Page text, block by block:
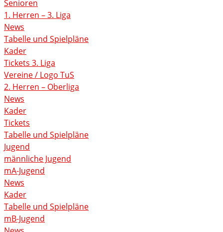
Senioren
1. Herren – 3. Liga
News
Tabelle und Spielpläne
Kader
Tickets 3. Liga
Vereine / Logo TuS
2. Herren – Oberliga
News
Kader
Tickets
Tabelle und Spielpläne
Jugend
männliche Jugend
mA-Jugend
News
Kader
Tabelle und Spielpläne
mB-Jugend